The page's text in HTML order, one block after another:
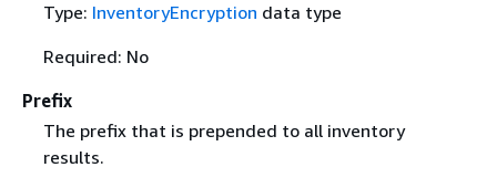
Type: InventoryEncryption data type
Required: No
Prefix
The prefix that is prepended to all inventory
results.